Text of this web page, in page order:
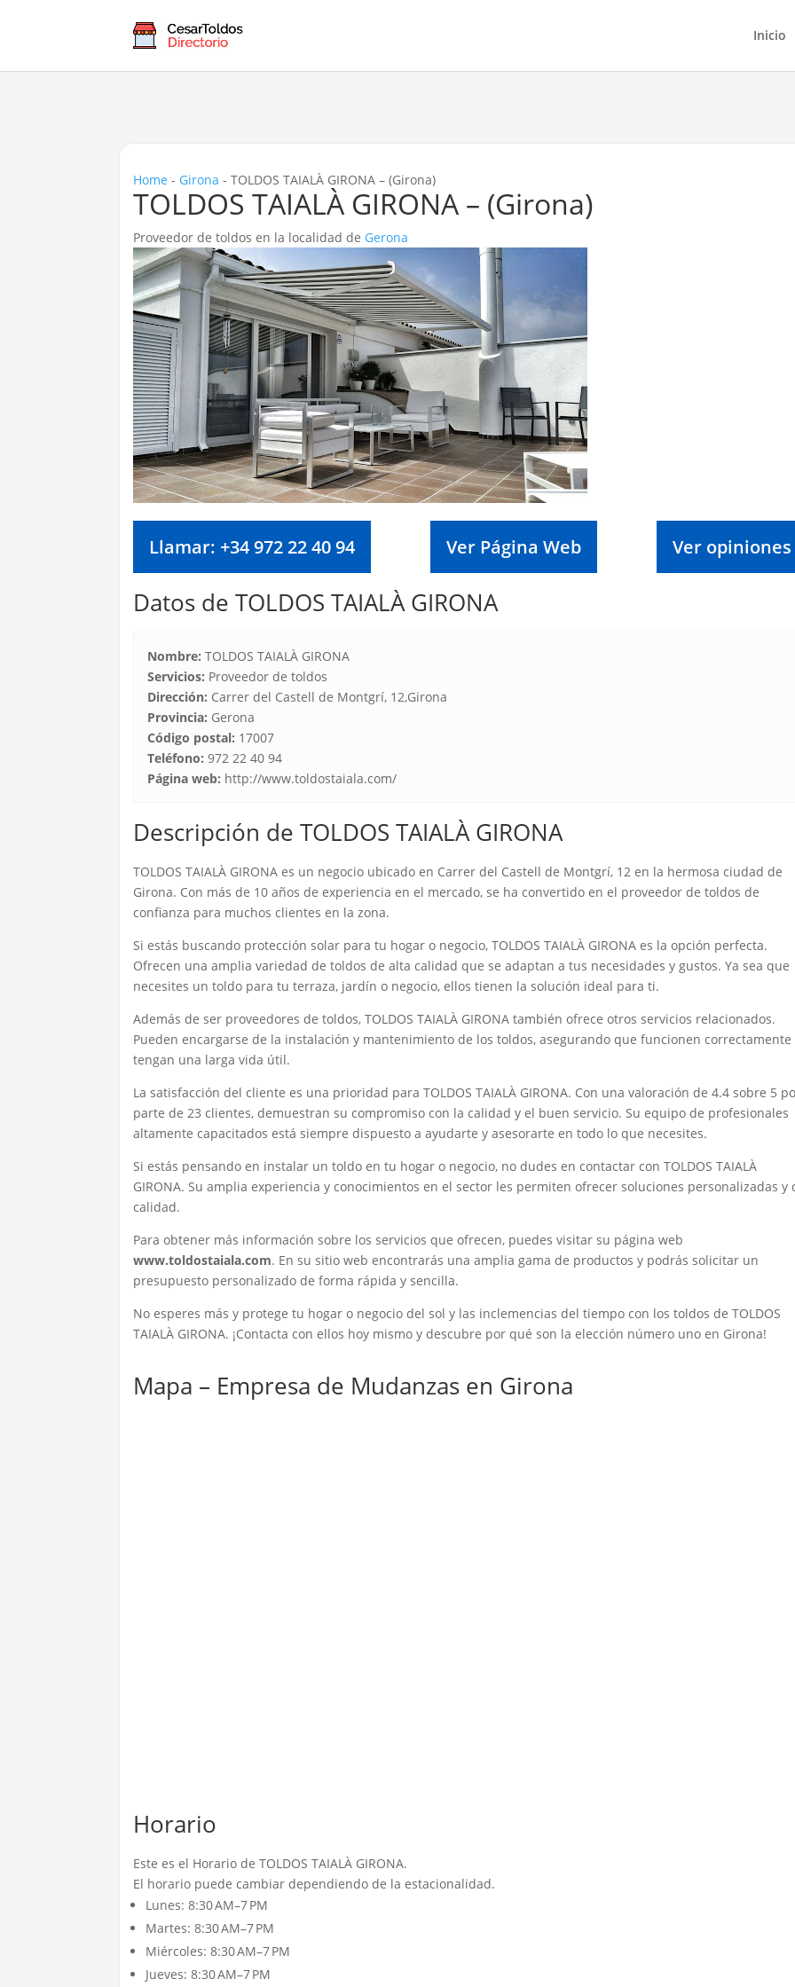
Inicio
Home - Girona -TOLDOS TAIALÀ GIRONA – (Girona)
TOLDOS TAIALÀ GIRONA – (Girona)
Proveedor de toldos en la localidad de Gerona
Llamar: +34 972 22 40 94 Ver Página Web Ver opiniones
Datos de TOLDOS TAIALÀ GIRONA
Nombre: TOLDOS TAIALÀ GIRONA
Servicios: Proveedor de toldos
Dirección: Carrer del Castell de Montgrí, 12,Girona
Provincia: Gerona
Código postal: 17007
Teléfono: 972 22 40 94
Página web: http://www.toldostaiala.com/
Descripción de TOLDOS TAIALÀ GIRONA
TOLDOS TAIALÀ GIRONA es un negocio ubicado en Carrer del Castell de Montgrí, 12 en la hermosa ciudad de
Girona. Con más de 10 años de experiencia en el mercado, se ha convertido en el proveedor de toldos de
confianza para muchos clientes en la zona.
Si estás buscando protección solar para tu hogar o negocio, TOLDOS TAIALÀ GIRONA es la opción perfecta.
Ofrecen una amplia variedad de toldos de alta calidad que se adaptan a tus necesidades y gustos. Ya sea que
necesites un toldo para tu terraza, jardín o negocio, ellos tienen la solución ideal para ti.
Además de ser proveedores de toldos, TOLDOS TAIALÀ GIRONA también ofrece otros servicios relacionados.
Pueden encargarse de la instalación y mantenimiento de los toldos, asegurando que funcionen correctamente
tengan una larga vida útil.
La satisfacción del cliente es una prioridad para TOLDOS TAIALÀ GIRONA. Con una valoración de 4.4 sobre 5
parte de 23 clientes, demuestran su compromiso con la calidad y el buen servicio. Su equipo de profesionales
altamente capacitados está siempre dispuesto a ayudarte y asesorarte en todo lo que necesites.
Si estás pensando en instalar un toldo en tu hogar o negocio, no dudes en contactar con TOLDOS TAIALÀ
GIRONA. Su amplia experiencia y conocimientos en el sector les permiten ofrecer soluciones personalizadas y
calidad.
Para obtener más información sobre los servicios que ofrecen, puedes visitar su página web
www.toldostaiala.com. En su sitio web encontrarás una amplia gama de productos y podrás solicitar un
presupuesto personalizado de forma rápida y sencilla.
No esperes más y protege tu hogar o negocio del sol y las inclemencias del tiempo con los toldos de TOLDOS
TAIALÀ GIRONA. ¡Contacta con ellos hoy mismo y descubre por qué son la elección número uno en Girona!
Mapa – Empresa de Mudanzas en Girona
Horario
Este es el Horario de TOLDOS TAIALÀ GIRONA.
El horario puede cambiar dependiendo de la estacionalidad.
Lunes: 8:30 AM–7 PM
Martes: 8:30 AM–7 PM
Miércoles: 8:30 AM–7 PM
Jueves: 8:30 AM–7 PM